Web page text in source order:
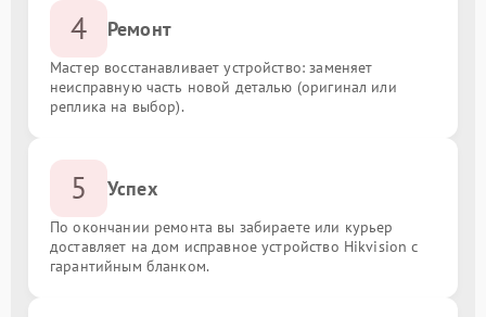
4 Ремонт
Мастер восстанавливает устройство: заменяет
неисправную часть новой деталью (оригинал или
реплика на выбор).
5 Успех
По окончании ремонта вы забираете или курьер
доставляет на дом исправное устройство Hikvision с
гарантийным бланком.